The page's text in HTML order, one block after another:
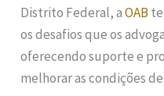
Distrito Federal, aOAB
os desafios que os
oferecendo suporte e
melhorar as condições de